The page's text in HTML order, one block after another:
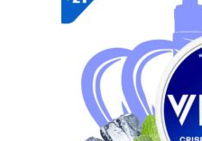
multiple
variants.
The
options
may